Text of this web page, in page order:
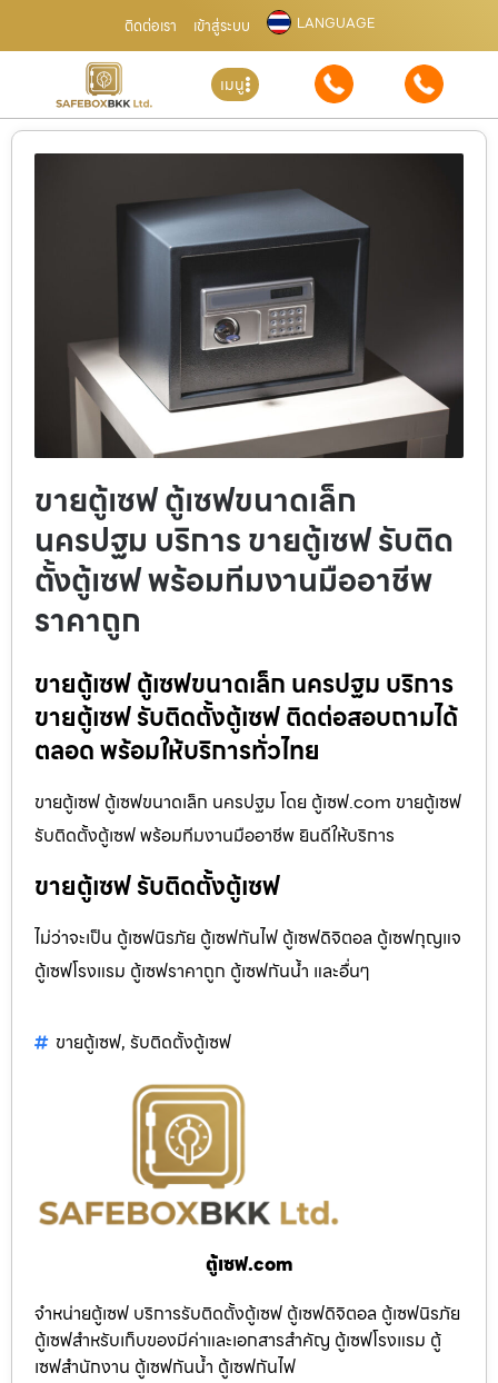
ติดต่อเรา เข้าสู่ระบบ LANGUAGE
เมนู
ขายตู้เซฟ ตู้เซฟขนาดเล็ก
นครปฐม บริการ ขายตู้เซฟ รับติด
ตั้งตู้เซฟ พร้อมทีมงานมืออาชีพ
ราคาถูก
ขายตู้เซฟ ตู้เซฟขนาดเล็ก นครปฐม บริการ
ขายตู้เซฟ รับติดตั้งตู้เซฟ ติดต่อสอบถามได้
ตลอด พร้อมให้บริการทั่วไทย
ขายตู้เซฟ ตู้เซฟขนาดเล็ก นครปฐม โดย ตู้เซฟ.com ขายตู้เซฟ
รับติดตั้งตู้เซฟ พร้อมทีมงานมืออาชีพ ยินดีให้บริการ
ขายตู้เซฟ รับติดตั้งตู้เซฟ
ไม่ว่าจะเป็น ตู้เซฟนิรภัย ตู้เซฟกันไฟ ตู้เซฟดิจิตอล ตู้เซฟกุญแจ
ตู้เซฟโรงแรม ตู้เซฟราคาถูก ตู้เซฟกันน้ำ และอื่นๆ
ขายตู้เซฟ, รับติดตั้งตู้เซฟ
ตู้เซฟ.com
จำหน่ายตู้เซฟ บริการรับติดตั้งตู้เซฟ ตู้เซฟดิจิตอล ตู้เซฟนิรภัย
ตู้เซฟสำหรับเก็บของมีค่าและเอกสารสำคัญ ตู้เซฟโรงแรม ตู้
เซฟสำนักงาน ตู้เซฟกันน้ำ ตู้เซฟกันไฟ